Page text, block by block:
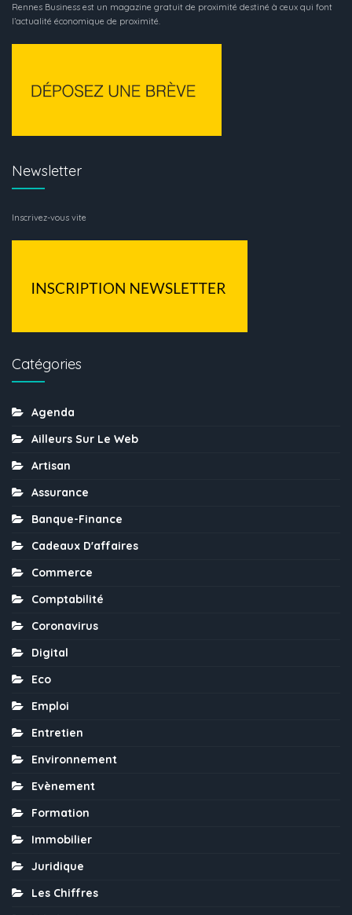
Rennes Business est un magazine gratuit de proximité destiné à ceux qui font
l’actualité économique de proximité.
Newsletter
Inscrivez-vous vite
Catégories
Agenda
Ailleurs Sur Le Web
Artisan
Assurance
Banque-Finance
Cadeaux D'affaires
Commerce
Comptabilité
Coronavirus
Digital
Eco
Emploi
Entretien
Environnement
Evènement
Formation
Immobilier
Juridique
Les Chiffres